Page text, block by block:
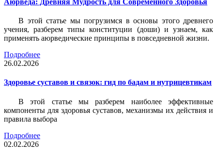
В этой статье мы погрузимся в основы этого древнего
учения, разберем типы конституции (доши) и узнаем, как
применять аюрведические принципы в повседневной жизни.
Подробнее
26.02.2026
Здоровье суставов и связок: гид по бадам и нутрицевтикам
В этой статье мы разберем наиболее эффективные
компоненты для здоровья суставов, механизмы их действия и
правила выбора
Подробнее
02.02.2026